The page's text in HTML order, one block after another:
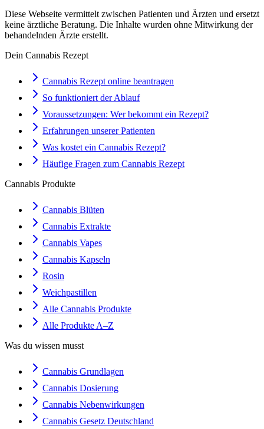
Diese Webseite vermittelt zwischen Patienten und Ärzten und ersetzt
keine ärztliche Beratung. Die Inhalte wurden ohne Mitwirkung der
behandelnden Ärzte erstellt.
Dein Cannabis Rezept
Cannabis Rezept online beantragen
So funktioniert der Ablauf
Voraussetzungen: Wer bekommt ein Rezept?
Erfahrungen unserer Patienten
Was kostet ein Cannabis Rezept?
Häufige Fragen zum Cannabis Rezept
Cannabis Produkte
Cannabis Blüten
Cannabis Extrakte
Cannabis Vapes
Cannabis Kapseln
Rosin
Weichpastillen
Alle Cannabis Produkte
Alle Produkte A–Z
Was du wissen musst
Cannabis Grundlagen
Cannabis Dosierung
Cannabis Nebenwirkungen
Cannabis Gesetz Deutschland